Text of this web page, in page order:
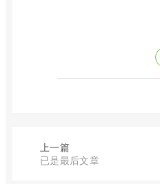
上一篇
已是最后文章